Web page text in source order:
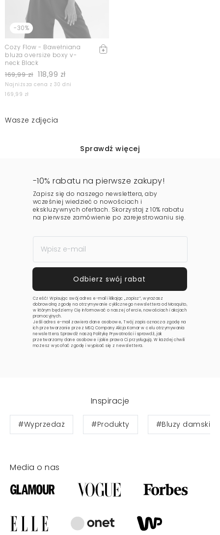
-30%
Cozy Flow - Bawełniana
bluza oversize boxy v-
neck Black
169,99 zł 118,99 zł
Najniższa cena z 30 dni
169,99 zł
Wasze zdjęcia
Sprawdź więcej
-10% rabatu na pierwsze zakupy!
Zapisz się do naszego newslettera, aby
wcześniej wiedzieć o nowościach i
ekskluzywnych ofertach. Skorzystaj z 10% rabatu
na pierwsze zamówienie po zarejestrowaniu się.
Cześć! Wpisując swój adres e-mail i klikając „zapisz”, wyrażasz
dobrowolną zgodę na otrzymywanie cyklicznego newslettera od Mosquito,
w którym będziemy Cię informować o naszej ofercie, nowościach i akcjach
promocyjnych.
Jeśli adres e-mail zawiera dane osobowe, Twój zapis oznacza zgodę na
ich przetwarzanie przez MSQ Company Alicja Komar w celu otrzymywania
newslettera. Sprawdź naszą Politykę Prywatności i sprawdź, jak
przetwarzamy dane osobowe i jakie prawa Ci przysługują. W każdej chwili
możesz wycofać zgodę i wypisać się z newslettera.
Inspiracje
#Wyprzedaż #Produkty #Bluzy damskie
Media o nas